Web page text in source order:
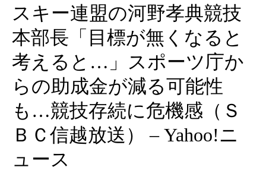
スキー連盟の河野孝典競技
本部長「目標が無くなると
考えると…」スポーツ庁か
らの助成金が減る可能性
も…競技存続に危機感（Ｓ
ＢＣ信越放送） – Yahoo!ニ
ュース